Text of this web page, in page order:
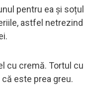
pentru ea și soțul
astfel netrezind
cu cremă. Tortul cu
este prea greu.